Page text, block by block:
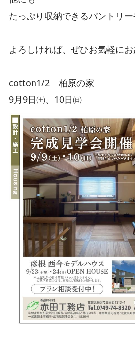
たっぷり収納できるパントリ
よろしければ、ぜひお気軽に
cotton1/2 柏原の家
9月9日㈯、10日㈰